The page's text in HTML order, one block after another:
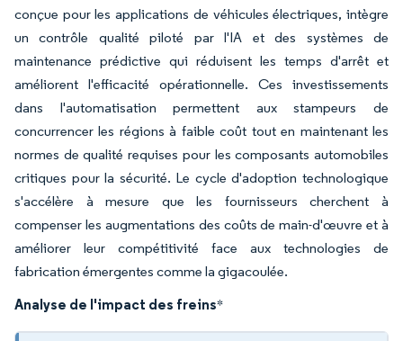
conçue pour les applications de véhicules électriques, intègre
un contrôle qualité piloté par l'IA et des systèmes de
maintenance prédictive qui réduisent les temps d'arrêt et
améliorent l'efficacité opérationnelle. Ces investissements
dans l'automatisation permettent aux stampeurs de
concurrencer les régions à faible coût tout en maintenant les
normes de qualité requises pour les composants automobiles
critiques pour la sécurité. Le cycle d'adoption technologique
s'accélère à mesure que les fournisseurs cherchent à
compenser les augmentations des coûts de main-d'œuvre et à
améliorer leur compétitivité face aux technologies de
fabrication émergentes comme la gigacoulée.
Analyse de l'impact des freins*